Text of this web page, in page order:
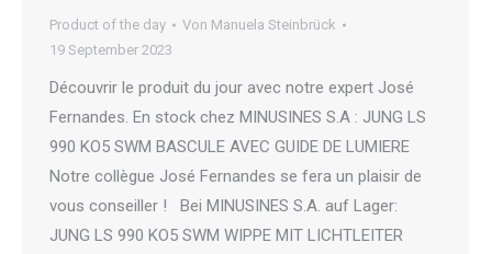
Product of the day Von Manuela Steinbrück
19 September 2023
Découvrir le produit du jour avec notre expert José
Fernandes. En stock chez MINUSINES S.A : JUNG LS
990 KO5 SWM BASCULE AVEC GUIDE DE LUMIERE
Notre collègue José Fernandes se fera un plaisir de
vous conseiller ! Bei MINUSINES S.A. auf Lager:
JUNG LS 990 KO5 SWM WIPPE MIT LICHTLEITER